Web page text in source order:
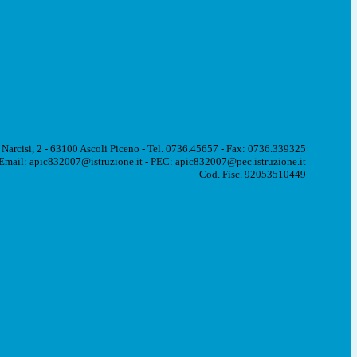
2 - 63100 Ascoli Piceno - Tel. 0736.45657 - Fax: 0736.339325
apic832007@istruzione.it - PEC: apic832007@pec.istruzione.it
Cod. Fisc. 92053510449